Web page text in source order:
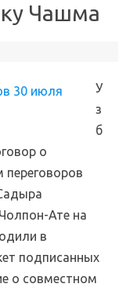
Чашма
У
з
б
о
переговоров
Ате на
в
подписанных
о совместном